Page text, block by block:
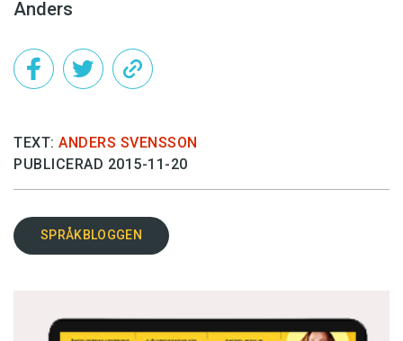
Anders
TEXT: ANDERS SVENSSON
PUBLICERAD 2015-11-20
SPRÅKBLOGGEN